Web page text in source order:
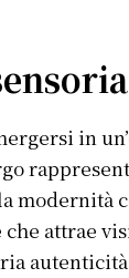
in
modernità
attrae